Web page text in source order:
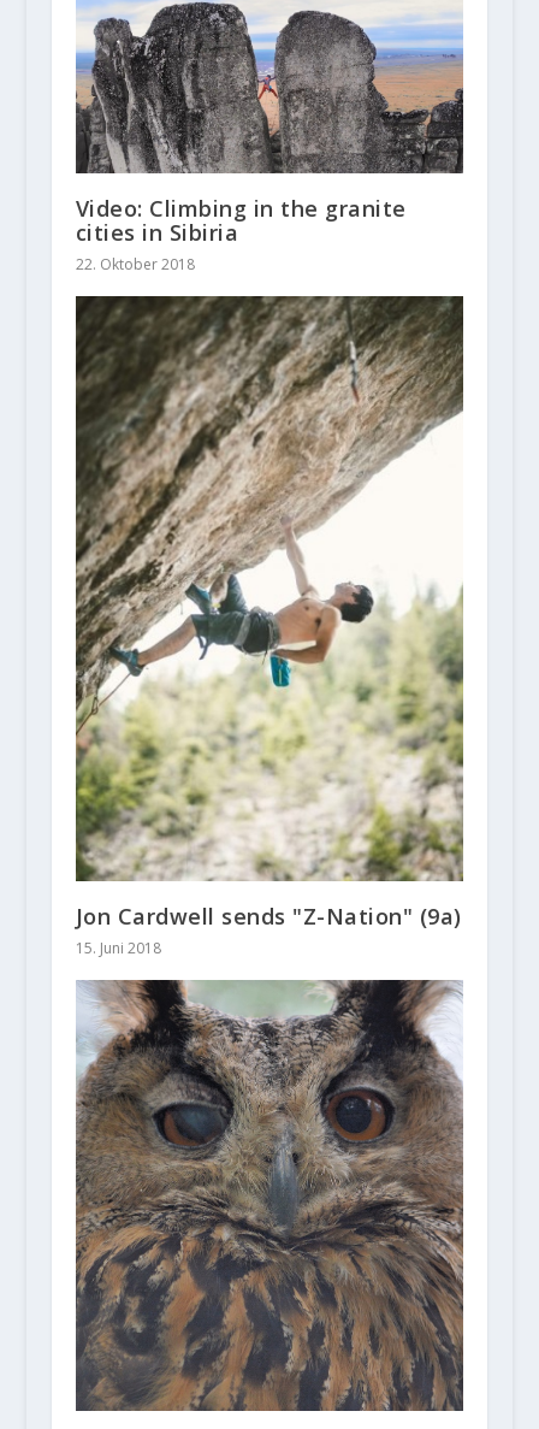
Video: Climbing in the granite
cities in Sibiria
22. Oktober 2018
Jon Cardwell sends "Z-Nation" (9a)
15. Juni 2018